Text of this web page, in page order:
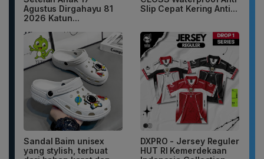
Agustus Dirgahayu 81
2026 Katun...
Slip Cepat Kering Anti...
Sandal Baim unisex
yang stylish, terbuat
DXPRO - Jersey Reguler
HUT RI Kemerdekaan